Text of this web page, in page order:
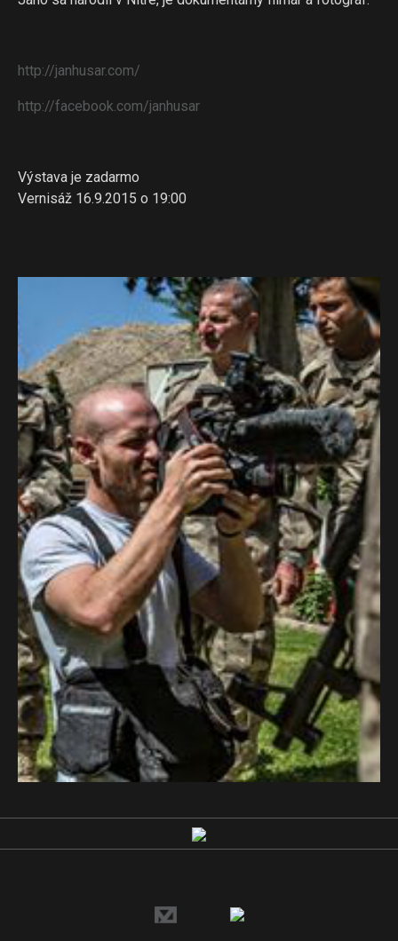
http://janhusar.com/
http://facebook.com/janhusar
Výstava je zadarmo
Vernisáž 16.9.2015 o 19:00